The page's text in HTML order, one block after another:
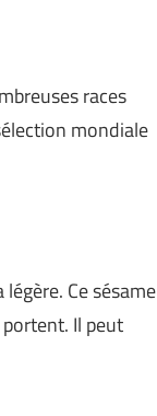
races
mondiale
Ce sésame
Il peut